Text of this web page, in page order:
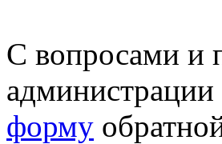
С вопросами и
форму